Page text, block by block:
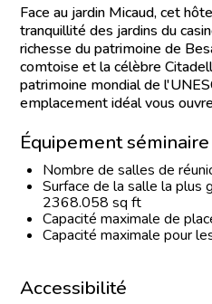
Face au jardin Micaud, cet
tranquillité des jardins du
richesse du patrimoine de
comtoise et la célèbre
patrimoine mondial de
emplacement idéal vous
Équipement séminaire
Nombre de salles de
Surface de la salle la plus
2368.058 sq ft
Capacité maximale de
Capacité maximale pour
Accessibilité